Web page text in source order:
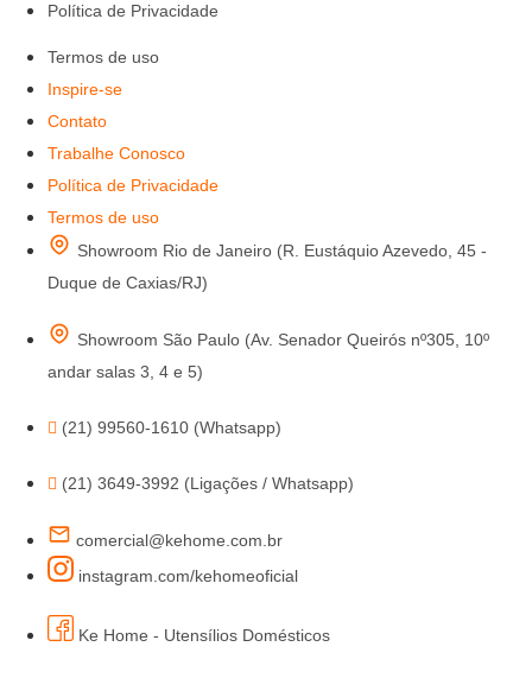
Política de Privacidade
Termos de uso
Inspire-se
Contato
Trabalhe Conosco
Política de Privacidade
Termos de uso
Showroom Rio de Janeiro (R. Eustáquio Azevedo, 45 -
Duque de Caxias/RJ)
Showroom São Paulo (Av. Senador Queirós nº305, 10º
andar salas 3, 4 e 5)
(21) 99560-1610 (Whatsapp)
(21) 3649-3992 (Ligações / Whatsapp)
comercial@kehome.com.br
instagram.com/kehomeoficial
Ke Home - Utensílios Domésticos